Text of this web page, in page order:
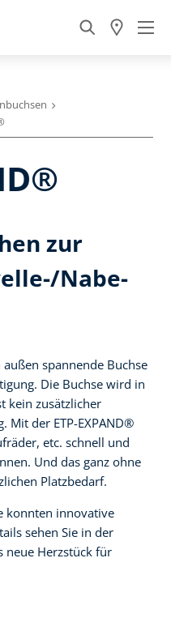
zur
Nabe-
außen spannende Buchse
Die Buchse wird in
kein zusätzlicher
Mit der ETP-EXPAND®
etc. schnell und
Und das ganz ohne
Platzbedarf.
konnten innovative
sehen Sie in der
neue Herzstück für